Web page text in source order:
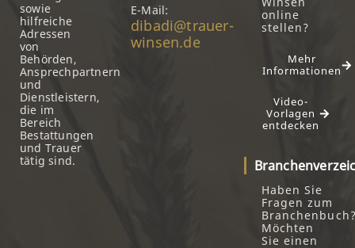
sowie
hilfreiche
Adressen
von
Behörden,
Ansprechpartnern
und
Dienstleistern,
die im
Bereich
Bestattungen
und Trauer
tätig sind.
E-Mail:
dibadi@trauer-
winsen.de
online
stellen?
Mehr
Informationen
Video-
Vorlagen
entdecken
Haben Sie
Fragen zum
Möchten
Sie einen